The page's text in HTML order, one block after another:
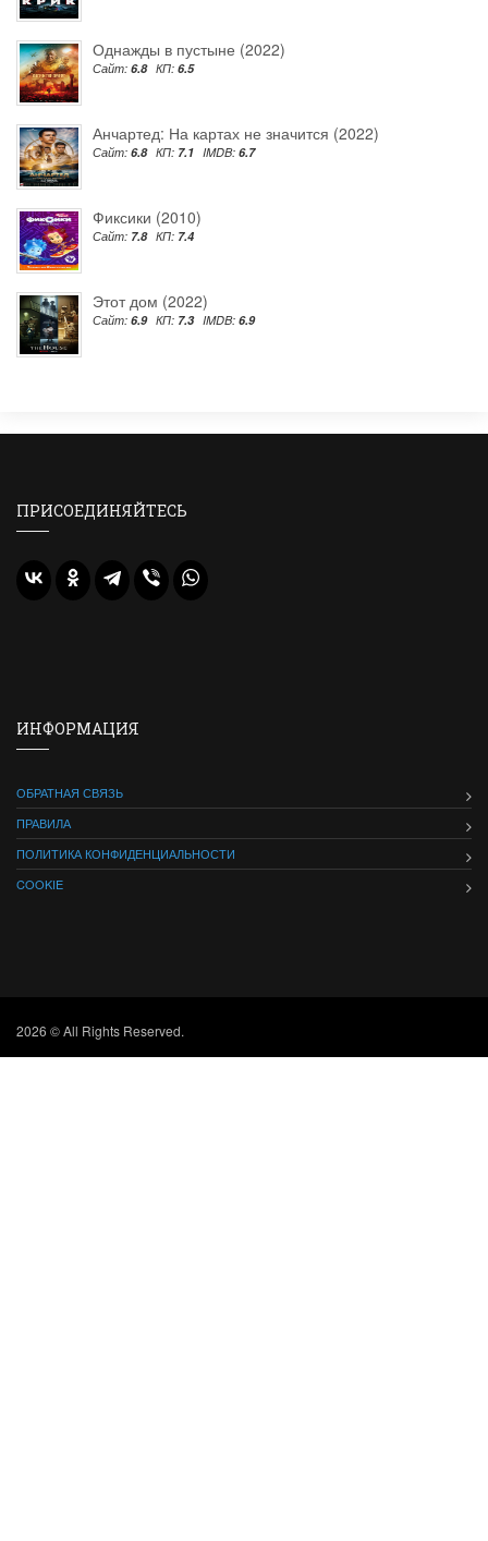
Однажды в пустыне (2022)
Сайт: 6.8 КП: 6.5
Анчартед: На картах не значится (2022)
Сайт: 6.8 КП: 7.1 IMDB: 6.7
Фиксики (2010)
Сайт: 7.8 КП: 7.4
Этот дом (2022)
Сайт: 6.9 КП: 7.3 IMDB: 6.9
ПРИСОЕДИНЯЙТЕСЬ
ИНФОРМАЦИЯ
ОБРАТНАЯ СВЯЗЬ
ПРАВИЛА
ПОЛИТИКА КОНФИДЕНЦИАЛЬНОСТИ
COOKIE
2026 © All Rights Reserved.